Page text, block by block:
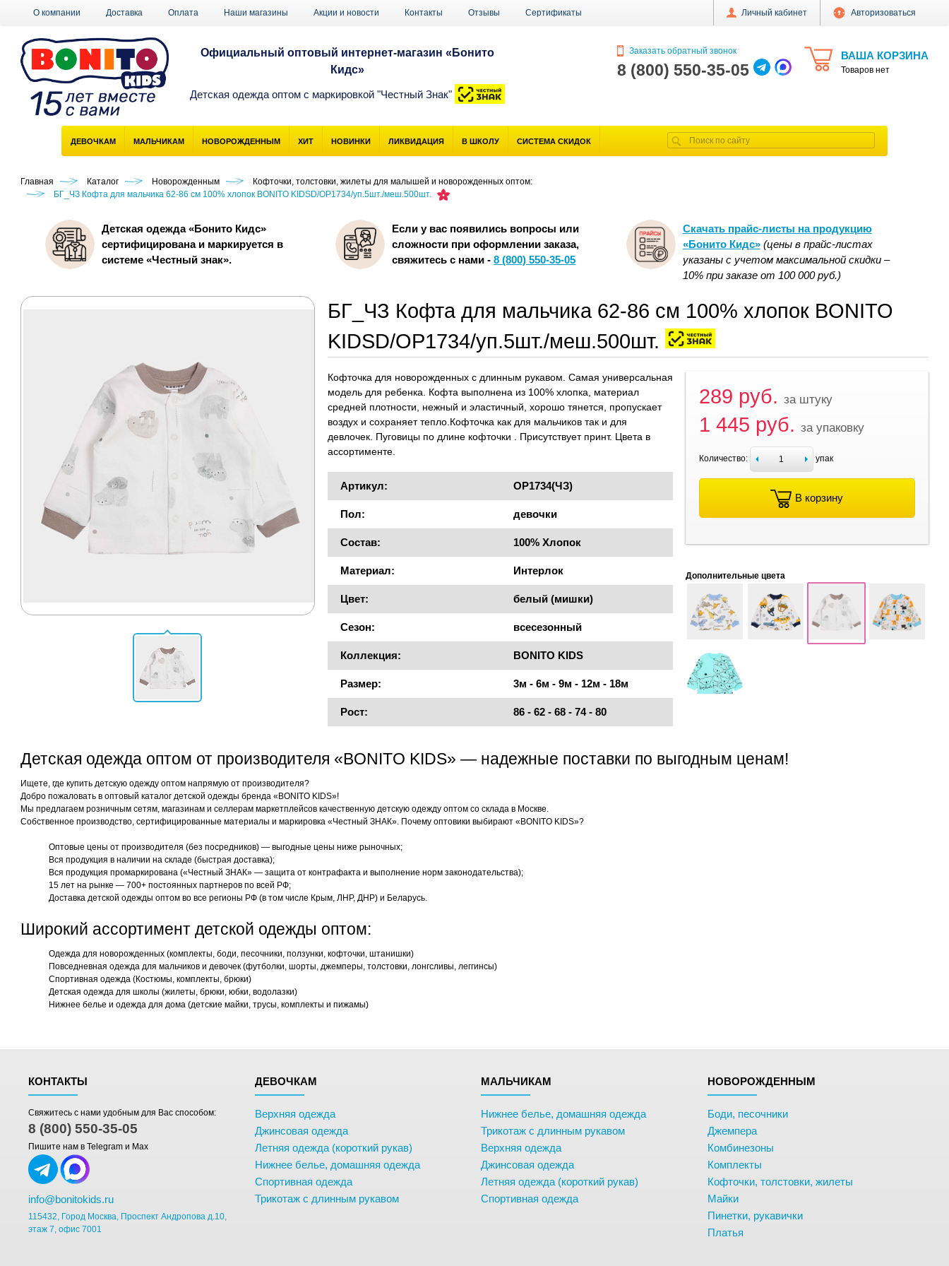
Личный кабинет Авторизоваться
О компании Доставка Оплата Наши магазины Акции и новости Контакты Отзывы Сертификаты
ВАША КОРЗИНА
Товаров нет
Заказать обратный звонок
8 (800) 550-35-05
Официальный оптовый интернет-магазин «Бонито
Кидс»
Детская одежда оптом с маркировкой "Честный Знак"
ДЕВОЧКАМ МАЛЬЧИКАМ НОВОРОЖДЕННЫМ ХИТ НОВИНКИ ЛИКВИДАЦИЯ В ШКОЛУ СИСТЕМА СКИДОК
Главная Каталог Новорожденным
Кофточки, толстовки, жилеты для малышей и новорожденных оптом:
БГ_ЧЗ Кофта для мальчика 62-86 см 100% хлопок BONITO KIDSD/OP1734/уп.5шт./меш.500шт.
Детская одежда «Бонито Кидс»
сертифицирована и маркируется в
системе «Честный знак».
Если у вас появились вопросы или
сложности при оформлении заказа,
свяжитесь с нами -8 (800) 550-35-05
Скачать прайс-листы на продукцию
«Бонито Кидс» (цены в прайс-листах
указаны с учетом максимальной скидки –
10% при заказе от 100 000 руб.)
БГ_ЧЗ Кофта для мальчика 62-86 см 100% хлопок BONITO
KIDSD/OP1734/уп.5шт./меш.500шт.
Кофточка для новорожденных с длинным рукавом. Самая универсальная
модель для ребенка. Кофта выполнена из 100% хлопка, материал
средней плотности, нежный и эластичный, хорошо тянется, пропускает
воздух и сохраняет тепло.Кофточка как для мальчиков так и для
девлочек. Пуговицы по длине кофточки . Присутствует принт. Цвета в
ассортименте.
Артикул: OP1734(ЧЗ)
Пол: девочки
Состав: 100% Хлопок
Материал: Интерлок
Цвет: белый (мишки)
Сезон: всесезонный
Коллекция: BONITO KIDS
Размер: 3м - 6м - 9м - 12м - 18м
Рост: 86 - 62 - 68 - 74 - 80
289 руб. за штуку
1 445 руб. за упаковку
Количество: упак
В корзину
Дополнительные цвета
Детская одежда оптом от производителя «BONITO KIDS» — надежные поставки по выгодным ценам!
Ищете, где купить детскую одежду оптом напрямую от производителя?
Добро пожаловать в оптовый каталог детской одежды бренда «BONITO KIDS»!
Мы предлагаем розничным сетям, магазинам и селлерам маркетплейсов качественную детскую одежду оптом со склада в Москве.
Собственное производство, сертифицированные материалы и маркировка «Честный ЗНАК». Почему оптовики выбирают «BONITO KIDS»?
Оптовые цены от производителя (без посредников) — выгодные цены ниже рыночных;
Вся продукция в наличии на складе (быстрая доставка);
Вся продукция промаркирована («Честный ЗНАК» — защита от контрафакта и выполнение норм законодательства);
15 лет на рынке — 700+ постоянных партнеров по всей РФ;
Доставка детской одежды оптом во все регионы РФ (в том числе Крым, ЛНР, ДНР) и Беларусь.
Широкий ассортимент детской одежды оптом:
Одежда для новорожденных (комплекты, боди, песочники, ползунки, кофточки, штанишки)
Повседневная одежда для мальчиков и девочек (футболки, шорты, джемперы, толстовки, лонгсливы, леггинсы)
Спортивная одежда (Костюмы, комплекты, брюки)
Детская одежда для школы (жилеты, брюки, юбки, водолазки)
Нижнее белье и одежда для дома (детские майки, трусы, комплекты и пижамы)
КОНТАКТЫ
Свяжитесь с нами удобным для Вас способом:
8 (800) 550-35-05
Пишите нам в Telegram и Max
info@bonitokids.ru
115432, Город Москва, Проспект Андропова д.10,
этаж 7, офис 7001
ДЕВОЧКАМ
Верхняя одежда
Джинсовая одежда
Летняя одежда (короткий рукав)
Нижнее белье, домашняя одежда
Спортивная одежда
Трикотаж с длинным рукавом
МАЛЬЧИКАМ
Нижнее белье, домашняя одежда
Трикотаж с длинным рукавом
Верхняя одежда
Джинсовая одежда
Летняя одежда (короткий рукав)
Спортивная одежда
НОВОРОЖДЕННЫМ
Боди, песочники
Джемпера
Комбинезоны
Комплекты
Кофточки, толстовки, жилеты
Майки
Пинетки, рукавички
Платья